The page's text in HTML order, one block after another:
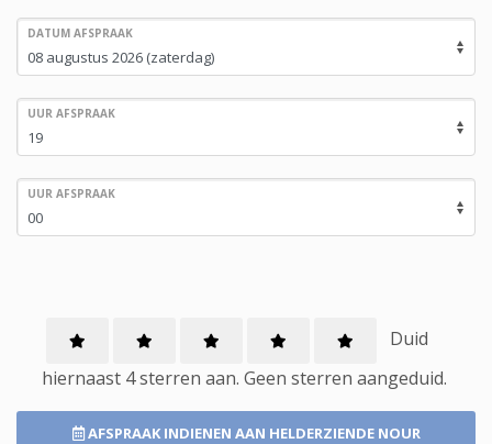
DATUM AFSPRAAK
UUR AFSPRAAK
UUR AFSPRAAK
Duid
hiernaast 4 sterren aan. Geen sterren aangeduid.
AFSPRAAK INDIENEN AAN HELDERZIENDE NOUR